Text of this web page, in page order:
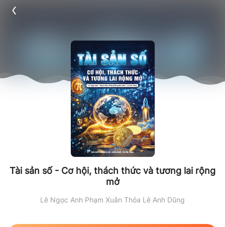
Tài sản số - Cơ hội, thách thức và tương lai rộng
mở
Lê Ngọc Anh Phạm Xuân Thỏa Lê Anh Dũng